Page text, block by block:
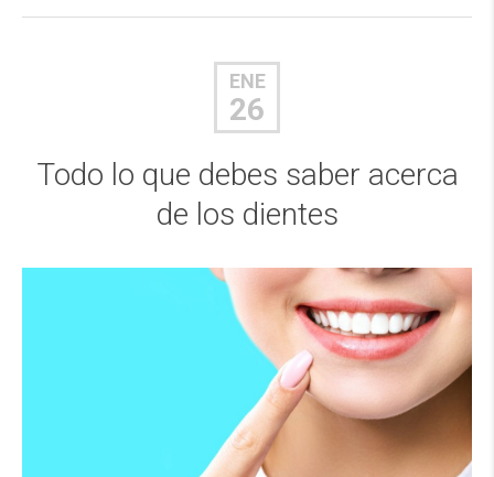
ENE
26
Todo lo que debes saber acerca
de los dientes